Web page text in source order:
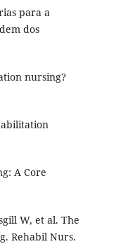
para a
dos
nursing?
A Core
W, et al. The
Rehabil Nurs.